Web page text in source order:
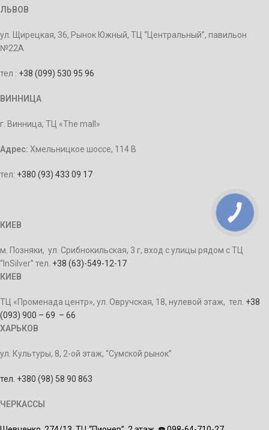
ЛЬВОВ
ул. Щирецкая, 36, Рынок Южный, ТЦ “Центральный”, павильон
№22А
тел : +38 (099) 530 95 96
ВИННИЦА
г. Винница, ТЦ «The mall»
Адрес: Хмельницкое шоссе, 114 В
тел: +380 (93) 433 09 17
КИЕВ
м. Позняки, ул. Срибнокильская, 3 г, вход с улицы рядом с ТЦ
“InSilver” тел. +38 (63)-549-12-17
КИЕВ
ТЦ «Променада центр», ул. Овручская, 18, нулевой этаж, тел. +38
(093) 900 – 69 – 66
ХАРЬКОВ
ул. Культуры, 8, 2-ой этаж, “Сумской рынок”
тел. +380 (98) 58 90 863
ЧЕРКАССЫ